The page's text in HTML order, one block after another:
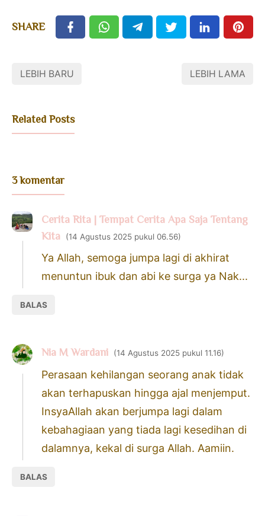
SHARE
LEBIH BARU LEBIH LAMA
Related Posts
3 komentar
Cerita Rita | Tempat Cerita Apa Saja Tentang
Kita
14 Agustus 2025 pukul 06.56
Ya Allah, semoga jumpa lagi di akhirat
menuntun ibuk dan abi ke surga ya Nak...
BALAS
Nia M Wardani 14 Agustus 2025 pukul 11.16
Perasaan kehilangan seorang anak tidak
akan terhapuskan hingga ajal menjemput.
InsyaAllah akan berjumpa lagi dalam
kebahagiaan yang tiada lagi kesedihan di
dalamnya, kekal di surga Allah. Aamiin.
BALAS